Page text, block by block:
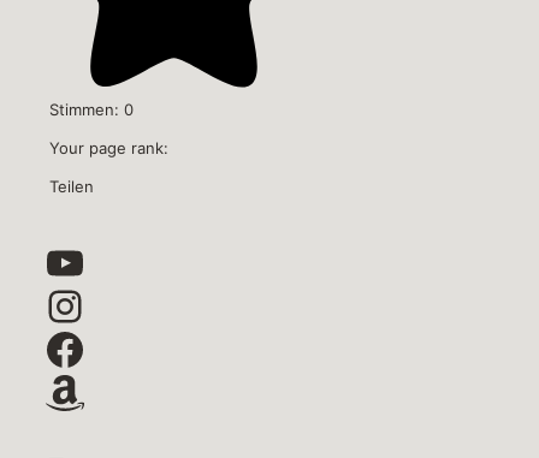
Stimmen: 0
Your page rank:
Teilen
YouTube
Instagram
Facebook
Amazon